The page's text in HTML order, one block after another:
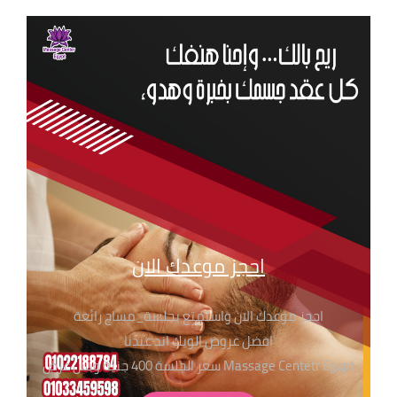
احجز موعدك الان
احجز موعدك الان واستمتع بجلسة_مساج رائعة
افضل عروض الويك اند عندنا
Massage Centetr Egypt سعر الجلسة 400 جنية وبس عرض
لفترة محدودة